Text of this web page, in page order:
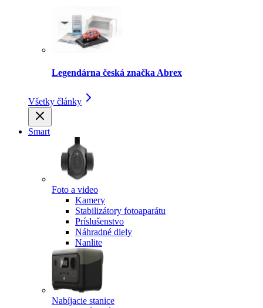
Legendárna česká značka Abrex
Všetky články
Smart
Foto a video
Kamery
Stabilizátory fotoaparátu
Príslušenstvo
Náhradné diely
Nanlite
Nabíjacie stanice